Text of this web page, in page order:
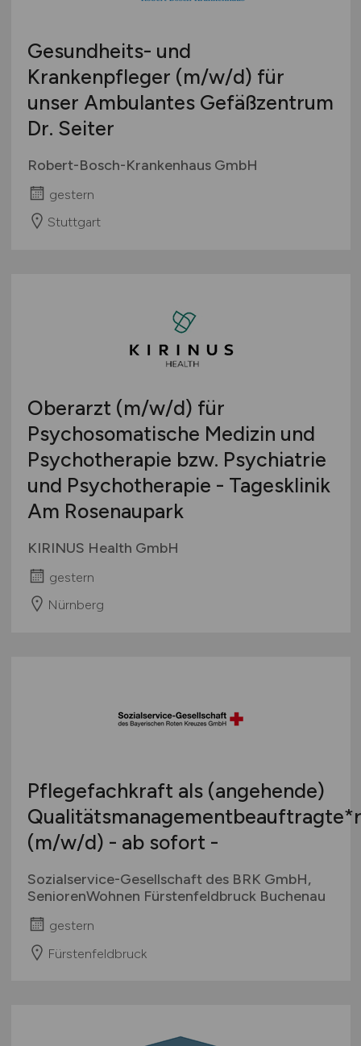
Gesundheits- und
Krankenpfleger (m/w/d) für
unser Ambulantes Gefäßzentrum
Dr. Seiter
Robert-Bosch-Krankenhaus GmbH
gestern
Stuttgart
Oberarzt (m/w/d) für
Psychosomatische Medizin und
Psychotherapie bzw. Psychiatrie
und Psychotherapie - Tagesklinik
Am Rosenaupark
KIRINUS Health GmbH
gestern
Nürnberg
Pflegefachkraft als (angehende)
Qualitätsmanagementbeauftragte*r
(m/w/d) - ab sofort -
Sozialservice-Gesellschaft des BRK GmbH,
SeniorenWohnen Fürstenfeldbruck Buchenau
gestern
Fürstenfeldbruck